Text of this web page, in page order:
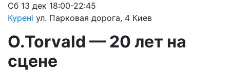
Сб 13 дек 18:00-22:45
Курені ул. Парковая дорога, 4 Киев
O.Torvald — 20 лет на
сцене